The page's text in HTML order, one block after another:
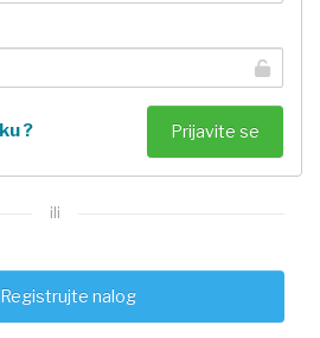
?
ili
Registrujte nalog